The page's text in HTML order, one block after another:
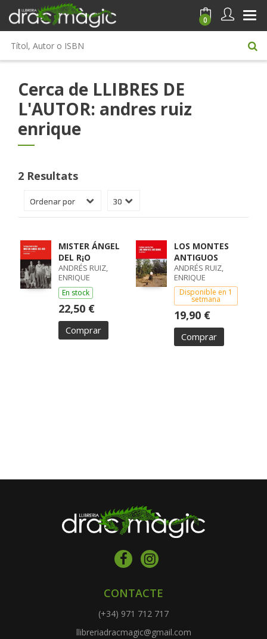
0
Cerca de LLIBRES DE
L'AUTOR: andres ruiz
enrique
2 Resultats
MISTER ÁNGEL
DEL R¡O
ANDRÉS RUIZ,
ENRIQUE
En stock
22,50 €
Comprar
LOS MONTES
ANTIGUOS
ANDRÉS RUIZ,
ENRIQUE
Disponible en 1
setmana
19,90 €
Comprar
CONTACTE
(+34) 971 712 717
llibreriadracmagic@gmail.com